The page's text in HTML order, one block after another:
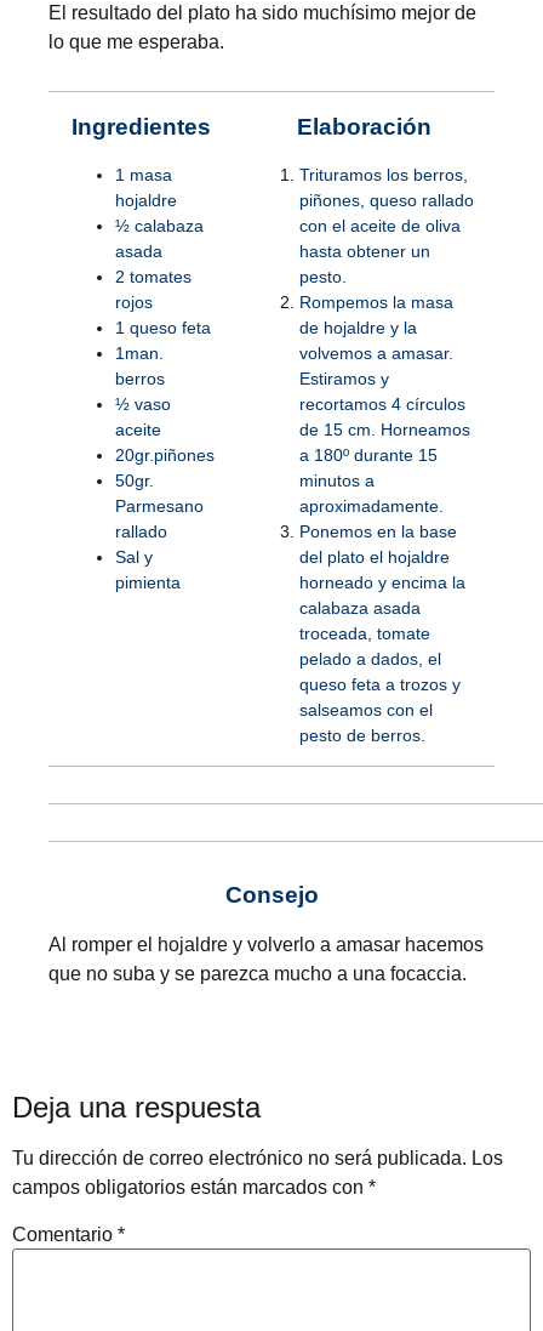
El resultado del plato ha sido muchísimo mejor de
lo que me esperaba.
Ingredientes
1 masa
hojaldre
½ calabaza
asada
2 tomates
rojos
1 queso feta
1man.
berros
½ vaso
aceite
20gr.piñones
50gr.
Parmesano
rallado
Sal y
pimienta
Elaboración
Trituramos los berros,
piñones, queso rallado
con el aceite de oliva
hasta obtener un
pesto.
Rompemos la masa
de hojaldre y la
volvemos a amasar.
Estiramos y
recortamos 4 círculos
de 15 cm. Horneamos
a 180º durante 15
minutos a
aproximadamente.
Ponemos en la base
del plato el hojaldre
horneado y encima la
calabaza asada
troceada, tomate
pelado a dados, el
queso feta a trozos y
salseamos con el
pesto de berros.
Consejo
Al romper el hojaldre y volverlo a amasar hacemos
que no suba y se parezca mucho a una focaccia.
Deja una respuesta
Tu dirección de correo electrónico no será publicada. Los
campos obligatorios están marcados con *
Comentario *